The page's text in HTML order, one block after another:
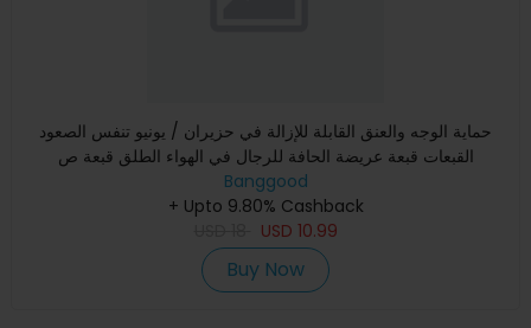
حماية الوجه والعنق القابلة للإزالة في حزيران / يونيو تنفس الصعود
القبعات قبعة عريضة الحافة للرجال في الهواء الطلق قبعة ص
Banggood
+ Upto 9.80% Cashback
USD 10.99
Buy Now